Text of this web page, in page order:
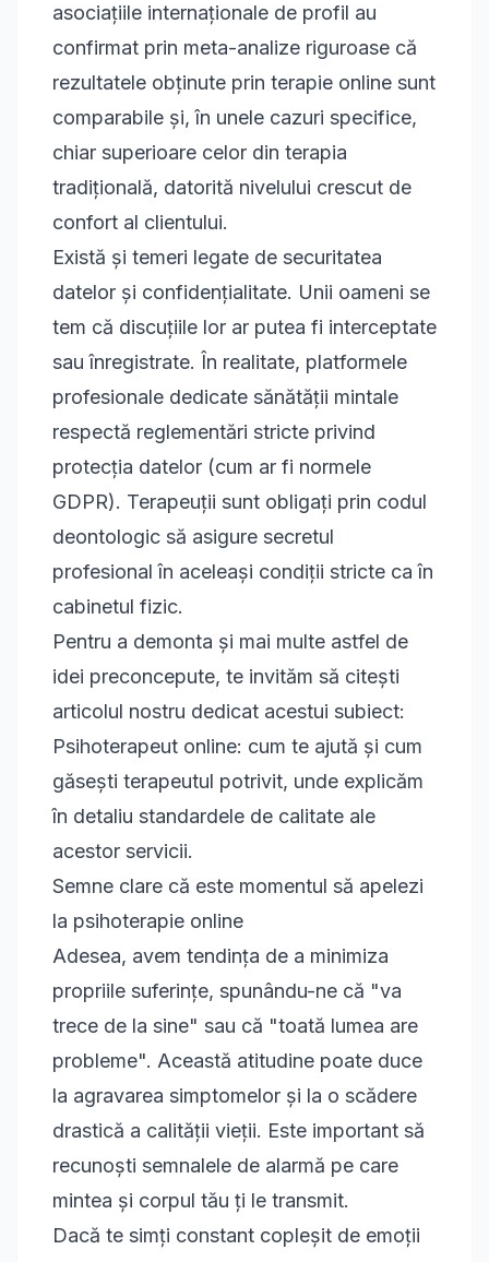
asociațiile internaționale de profil au
confirmat prin meta-analize riguroase că
rezultatele obținute prin terapie online sunt
comparabile și, în unele cazuri specifice,
chiar superioare celor din terapia
tradițională, datorită nivelului crescut de
confort al clientului.
Există și temeri legate de securitatea
datelor și confidențialitate. Unii oameni se
tem că discuțiile lor ar putea fi interceptate
sau înregistrate. În realitate, platformele
profesionale dedicate sănătății mintale
respectă reglementări stricte privind
protecția datelor (cum ar fi normele
GDPR). Terapeuții sunt obligați prin codul
deontologic să asigure secretul
profesional în aceleași condiții stricte ca în
cabinetul fizic.
Pentru a demonta și mai multe astfel de
idei preconcepute, te invităm să citești
articolul nostru dedicat acestui subiect:
Psihoterapeut online: cum te ajută și cum
găsești terapeutul potrivit, unde explicăm
în detaliu standardele de calitate ale
acestor servicii.
Semne clare că este momentul să apelezi
la psihoterapie online
Adesea, avem tendința de a minimiza
propriile suferințe, spunându-ne că "va
trece de la sine" sau că "toată lumea are
probleme". Această atitudine poate duce
la agravarea simptomelor și la o scădere
drastică a calității vieții. Este important să
recunoști semnalele de alarmă pe care
mintea și corpul tău ți le transmit.
Dacă te simți constant copleșit de emoții